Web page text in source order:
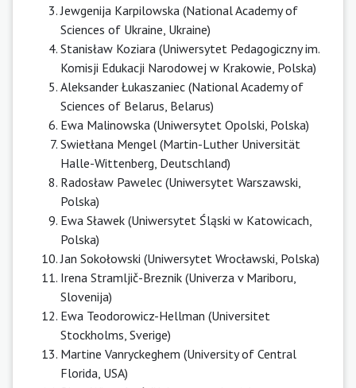
Jewgenija Karpilowska (National Academy of
Sciences of Ukraine, Ukraine)
Stanisław Koziara (Uniwersytet Pedagogiczny im.
Komisji Edukacji Narodowej w Krakowie, Polska)
Aleksander Łukaszaniec (National Academy of
Sciences of Belarus, Belarus)
Ewa Malinowska (Uniwersytet Opolski, Polska)
Swietłana Mengel (Martin-Luther Universität
Halle-Wittenberg, Deutschland)
Radosław Pawelec (Uniwersytet Warszawski,
Polska)
Ewa Sławek (Uniwersytet Śląski w Katowicach,
Polska)
Jan Sokołowski (Uniwersytet Wrocławski, Polska)
Irena Stramljič-Breznik (Univerza v Mariboru,
Slovenija)
Ewa Teodorowicz-Hellman (Universitet
Stockholms, Sverige)
Martine Vanryckeghem (University of Central
Florida, USA)